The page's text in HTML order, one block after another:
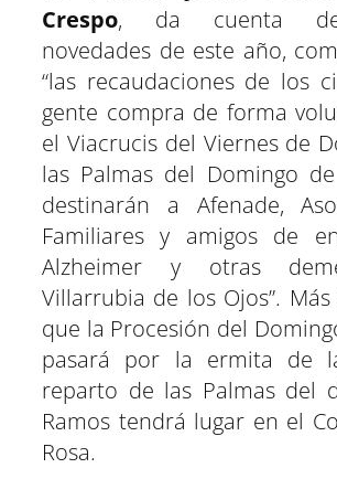
Crespo, da cuenta de
novedades de este año,
“las recaudaciones de los
gente compra de forma
el Viacrucis del Viernes de
las Palmas del Domingo
destinarán a Afenade,
Familiares y amigos de
Alzheimer y otras
Villarrubia de los Ojos”. Más
que la Procesión del
pasará por la ermita de
reparto de las Palmas del
Ramos tendrá lugar en el
Rosa.